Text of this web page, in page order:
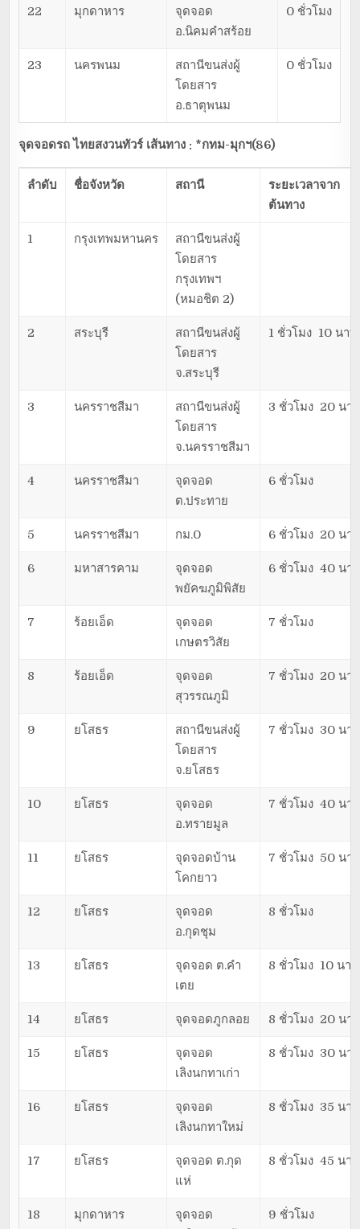
22 มุกดาหาร
จุดจอด
อ.นิคมคำสร้อย
0 ชั่วโมง
23 นครพนม
สถานีขนส่งผู้
โดยสาร
อ.ธาตุพนม
0 ชั่วโมง
จุดจอดรถ ไทยสงวนทัวร์ เส้นทาง : *กทม-มุกฯ(86)
ลำดับ ชื่อจังหวัด สถานี
ระยะเวลาจาก
ต้นทาง
1 กรุงเทพมหานคร
สถานีขนส่งผู้
โดยสาร
กรุงเทพฯ
(หมอชิต 2)
2 สระบุรี
สถานีขนส่งผู้
โดยสาร
จ.สระบุรี
1 ชั่วโมง 10 นาที
3 นครราชสีมา
สถานีขนส่งผู้
โดยสาร
จ.นครราชสีมา
3 ชั่วโมง 20 นา
4 นครราชสีมา
จุดจอด
ต.ประทาย
6 ชั่วโมง
5 นครราชสีมา กม.0 6 ชั่วโมง 20 นา
6 มหาสารคาม
จุดจอด
พยัคฆภูมิพิสัย
6 ชั่วโมง 40 นา
7 ร้อยเอ็ด
จุดจอด
เกษตรวิสัย
7 ชั่วโมง
8 ร้อยเอ็ด
จุดจอด
สุวรรณภูมิ
7 ชั่วโมง 20 นา
9 ยโสธร
สถานีขนส่งผู้
โดยสาร
จ.ยโสธร
7 ชั่วโมง 30 นา
10 ยโสธร
จุดจอด
อ.ทรายมูล
7 ชั่วโมง 40 นา
11 ยโสธร
จุดจอดบ้าน
โคกยาว
7 ชั่วโมง 50 นา
12 ยโสธร
จุดจอด
อ.กุดชุม
8 ชั่วโมง
13 ยโสธร
จุดจอด ต.คำ
เตย
8 ชั่วโมง 10 นาที
14 ยโสธร จุดจอดภูกลอย 8 ชั่วโมง 20 นา
15 ยโสธร
จุดจอด
เลิงนกทาเก่า
8 ชั่วโมง 30 นา
16 ยโสธร
จุดจอด
เลิงนกทาใหม่
8 ชั่วโมง 35 นาที
17 ยโสธร
จุดจอด ต.กุด
แห่
8 ชั่วโมง 45 นาที
18 มุกดาหาร
จุดจอด
9 ชั่วโมง